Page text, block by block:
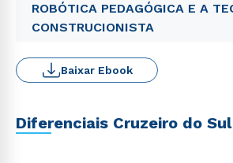
ROBÓTICA PEDAGÓGICA E A
CONSTRUCIONISTA
Baixar Ebook
Diferenciais Cruzeiro do Sul